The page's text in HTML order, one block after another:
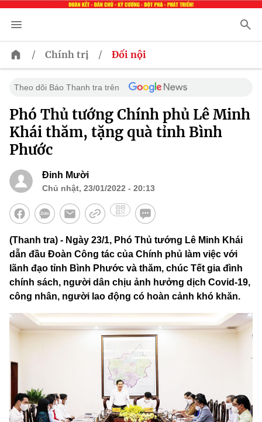
/ Chính trị / Đối nội
Theo dõi Báo Thanh tra trên
Phó Thủ tướng Chính phủ Lê Minh
Khái thăm, tặng quà tỉnh Bình
Phước
Đinh Mười
Chủ nhật, 23/01/2022 - 20:13
(Thanh tra) - Ngày 23/1, Phó Thủ tướng Lê Minh Khái
dẫn đầu Đoàn Công tác của Chính phủ làm việc với
lãnh đạo tỉnh Bình Phước và thăm, chúc Tết gia đình
chính sách, người dân chịu ảnh hưởng dịch Covid-19,
công nhân, người lao động có hoàn cảnh khó khăn.